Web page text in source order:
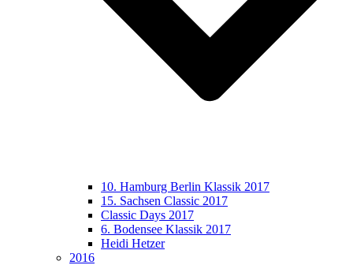
10. Hamburg Berlin Klassik 2017
15. Sachsen Classic 2017
Classic Days 2017
6. Bodensee Klassik 2017
Heidi Hetzer
2016